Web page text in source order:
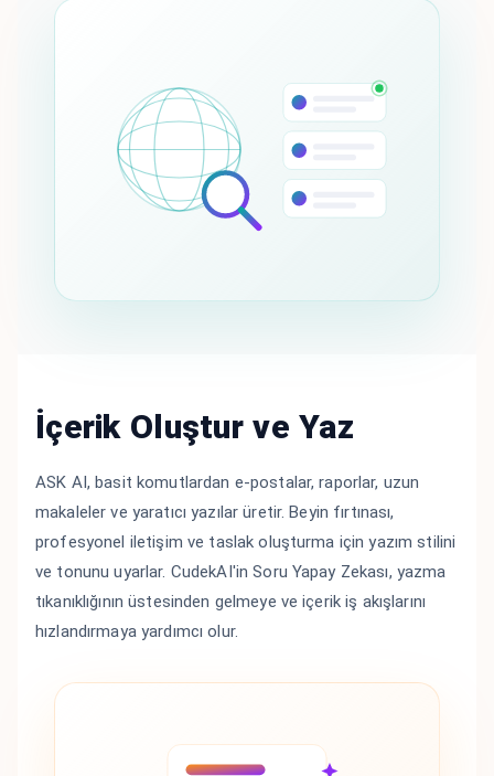
İçerik Oluştur ve Yaz
ASK AI, basit komutlardan e-postalar, raporlar, uzun
makaleler ve yaratıcı yazılar üretir. Beyin fırtınası,
profesyonel iletişim ve taslak oluşturma için yazım stilini
ve tonunu uyarlar. CudekAI'in Soru Yapay Zekası, yazma
tıkanıklığının üstesinden gelmeye ve içerik iş akışlarını
hızlandırmaya yardımcı olur.